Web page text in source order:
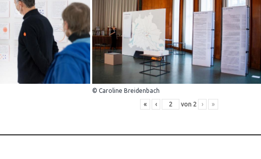
© Caroline Breidenbach
« ‹ von 2 › »